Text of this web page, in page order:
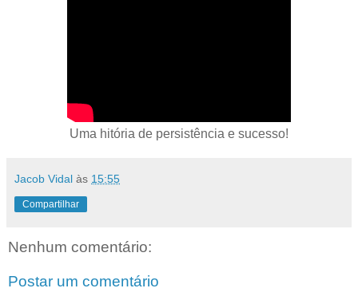
Uma hitória de persistência e sucesso!
Jacob Vidal às 15:55
Compartilhar
Nenhum comentário:
Postar um comentário